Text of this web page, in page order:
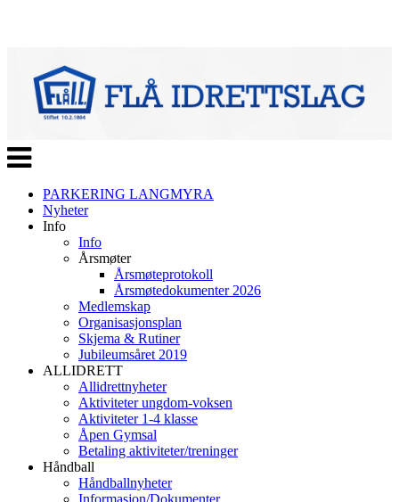
Veksle
navigasjon
PARKERING LANGMYRA
Nyheter
Info
Info
Årsmøter
Årsmøteprotokoll
Årsmøtedokumenter 2026
Medlemskap
Organisasjonsplan
Skjema & Rutiner
Jubileumsåret 2019
ALLIDRETT
Allidrettnyheter
Aktiviteter ungdom-voksen
Aktiviteter 1-4 klasse
Åpen Gymsal
Betaling aktiviteter/treninger
Håndball
Håndballnyheter